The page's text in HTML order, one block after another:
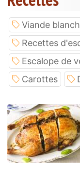
Viande
Recettes
Escalope de
Carottes